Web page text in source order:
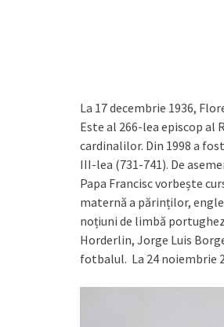
La 17 decembrie 1936,
Este al 266-lea episcop al
cardinalilor. Din 1998 a
III-lea (731-741). De
Papa Francisc vorbește
maternă a părinților,
noțiuni de limbă
Horderlin, Jorge Luis
fotbalul. La 24 noiembrie